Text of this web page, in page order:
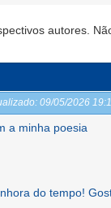
autores.
09/05/2026
a minha poesia
do tempo!